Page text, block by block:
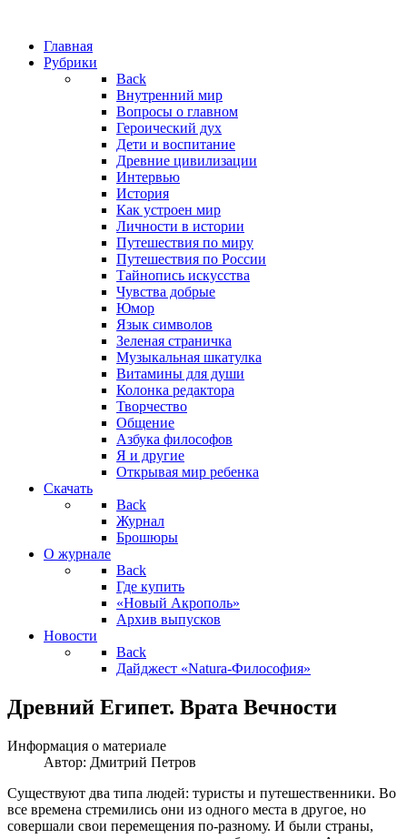
Главная
Рубрики
Back
Внутренний мир
Вопросы о главном
Героический дух
Дети и воспитание
Древние цивилизации
Интервью
История
Как устроен мир
Личности в истории
Путешествия по миру
Путешествия по России
Тайнопись искусства
Чувства добрые
Юмор
Язык символов
Зеленая страничка
Музыкальная шкатулка
Витамины для души
Колонка редактора
Творчество
Общение
Азбука философов
Я и другие
Открывая мир ребенка
Скачать
Back
Журнал
Брошюры
О журнале
Back
Где купить
«Новый Акрополь»
Архив выпусков
Новости
Back
Дайджест «Natura-Философия»
Древний Египет. Врата Вечности
Информация о материале
Автор: Дмитрий Петров
Существуют два типа людей: туристы и путешественники. Во
все времена стремились они из одного места в другое, но
совершали свои перемещения по-разному. И были страны,